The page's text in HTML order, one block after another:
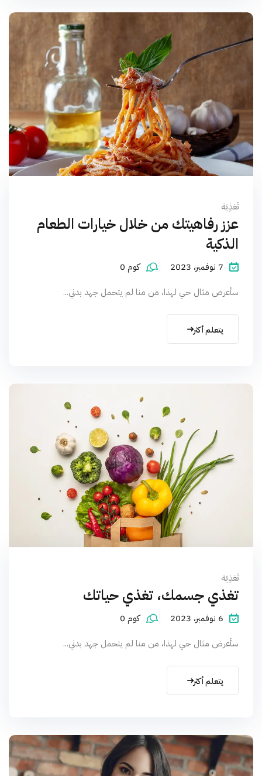
تَغذِيَة
عزز رفاهيتك من خلال خيارات الطعام
الذكية
7 نوفمبر، 2023
كوم 0
سأعرض مثال حي لهذا، من منا لم يتحمل جهد بدني...
يتعلم أكثر
تَغذِيَة
تغذي جسمك، تغذي حياتك
6 نوفمبر، 2023
كوم 0
سأعرض مثال حي لهذا، من منا لم يتحمل جهد بدني...
يتعلم أكثر